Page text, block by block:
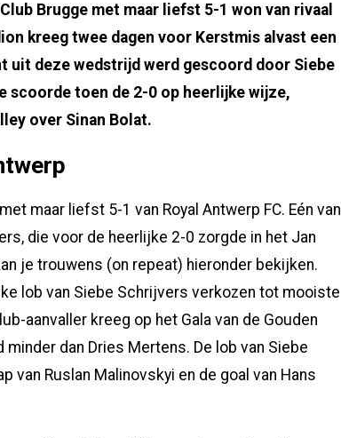
Brugge met maar liefst 5-1 won van rivaal
kreeg twee dagen voor Kerstmis alvast een
uit deze wedstrijd werd gescoord door Siebe
scoorde toen de 2-0 op heerlijke wijze,
over Sinan Bolat.
maar liefst 5-1 van Royal Antwerp FC. Eén van
die voor de heerlijke 2-0 zorgde in het Jan
je trouwens (on repeat) hieronder bekijken.
lob van Siebe Schrijvers verkozen tot mooiste
aanvaller kreeg op het Gala van de Gouden
dan Dries Mertens. De lob van Siebe
van Ruslan Malinovskyi en de goal van Hans